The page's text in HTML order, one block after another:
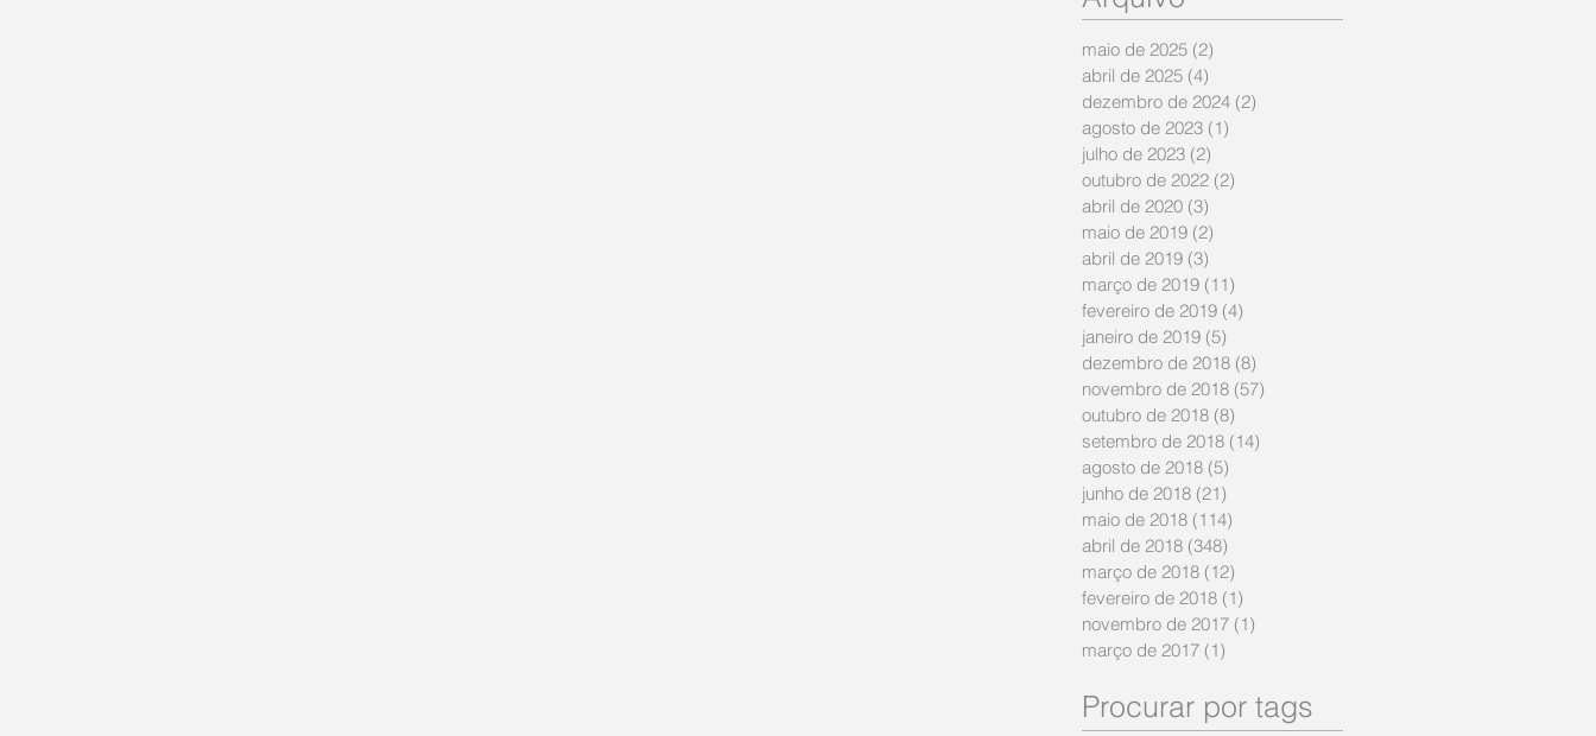
maio de 2025 (2)
abril de 2025 (4)
dezembro de 2024 (2)
agosto de 2023 (1)
julho de 2023 (2)
outubro de 2022 (2)
abril de 2020 (3)
maio de 2019 (2)
abril de 2019 (3)
março de 2019 (11)
fevereiro de 2019 (4)
janeiro de 2019 (5)
dezembro de 2018 (8)
novembro de 2018 (57)
outubro de 2018 (8)
setembro de 2018 (14)
agosto de 2018 (5)
junho de 2018 (21)
maio de 2018 (114)
abril de 2018 (348)
março de 2018 (12)
fevereiro de 2018 (1)
novembro de 2017 (1)
março de 2017 (1)
Procurar por tags